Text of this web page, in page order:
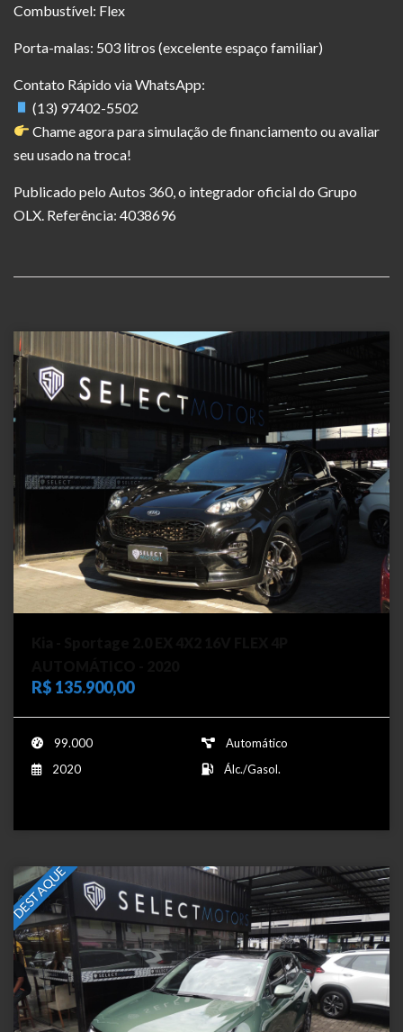
Combustível: Flex
Porta-malas: 503 litros (excelente espaço familiar)
Contato Rápido via WhatsApp:
(13) 97402-5502
Chame agora para simulação de financiamento ou avaliar
seu usado na troca!
Publicado pelo Autos 360, o integrador oficial do Grupo
OLX. Referência: 4038696
R$ 135.900,00
99.000
Automático
2020
Álc./Gasol.
DESTAQUE